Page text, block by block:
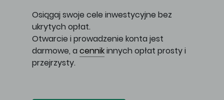
Osiągaj swoje cele inwestycyjne bez
ukrytych opłat.
Otwarcie i prowadzenie konta jest
darmowe, a cennikinnych opłat prosty i
przejrzysty.